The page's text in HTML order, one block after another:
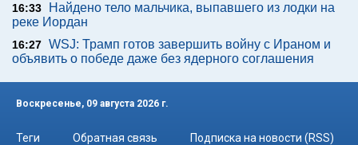
16:33
Найдено тело мальчика, выпавшего из лодки на
реке Иордан
16:27 WSJ: Трамп готов завершить войну с Ираном и
объявить о победе даже без ядерного соглашения
Воскресенье, 09 августа 2026 г.
Теги Обратная связь
Подписка на новости (RSS)